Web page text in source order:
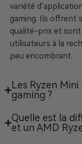
variété
gaming. Ils offrent
qualité-prix et sont
utilisateurs à la
peu encombrant.
Les Ryzen
gaming ?
Quelle est la
et un AMD